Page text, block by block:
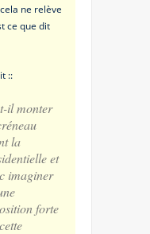
ne relève
ce que dit
::
il monter
la
et
imaginer
forte